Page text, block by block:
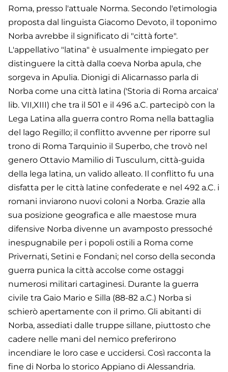
Roma, presso l'attuale Norma. Secondo l'etimologia
proposta dal linguista Giacomo Devoto, il toponimo
Norba avrebbe il significato di "città forte".
L'appellativo "latina" è usualmente impiegato per
distinguere la città dalla coeva Norba apula, che
sorgeva in Apulia. Dionigi di Alicarnasso parla di
Norba come una città latina ('Storia di Roma arcaica'
lib. VII,XIII) che tra il 501 e il 496 a.C. partecipò con la
Lega Latina alla guerra contro Roma nella battaglia
del lago Regillo; il conflitto avvenne per riporre sul
trono di Roma Tarquinio il Superbo, che trovò nel
genero Ottavio Mamilio di Tusculum, città-guida
della lega latina, un valido alleato. Il conflitto fu una
disfatta per le città latine confederate e nel 492 a.C. i
romani inviarono nuovi coloni a Norba. Grazie alla
sua posizione geografica e alle maestose mura
difensive Norba divenne un avamposto pressoché
inespugnabile per i popoli ostili a Roma come
Privernati, Setini e Fondani; nel corso della seconda
guerra punica la città accolse come ostaggi
numerosi militari cartaginesi. Durante la guerra
civile tra Gaio Mario e Silla (88-82 a.C.) Norba si
schierò apertamente con il primo. Gli abitanti di
Norba, assediati dalle truppe sillane, piuttosto che
cadere nelle mani del nemico preferirono
incendiare le loro case e uccidersi. Così racconta la
fine di Norba lo storico Appiano di Alessandria.